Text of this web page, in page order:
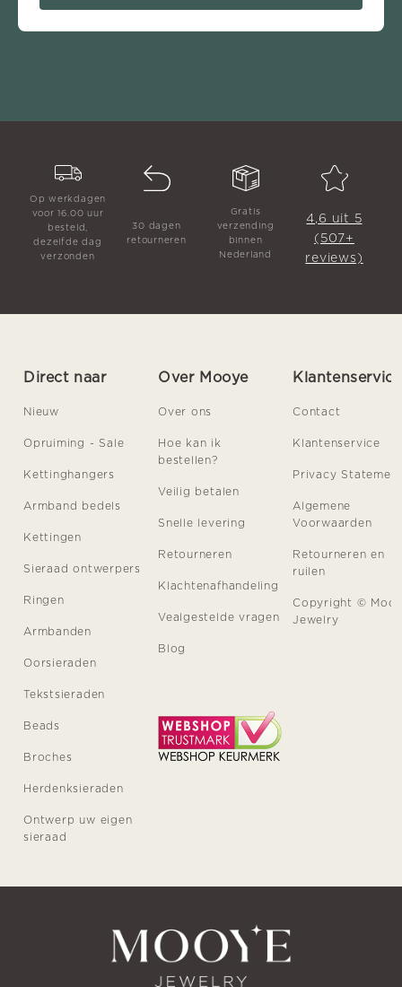
Op werkdagen
voor 16.00 uur
besteld,
dezelfde dag
verzonden
30 dagen
retourneren
Gratis
verzending
binnen
Nederland
4,6 uit 5
(507+
reviews)
Direct naar
Nieuw
Opruiming - Sale
Kettinghangers
Armband bedels
Kettingen
Sieraad ontwerpers
Ringen
Armbanden
Oorsieraden
Tekstsieraden
Beads
Broches
Herdenksieraden
Ontwerp uw eigen
sieraad
Over Mooye
Over ons
Hoe kan ik
bestellen?
Veilig betalen
Snelle levering
Retourneren
Klachtenafhandeling
Vealgestelde vragen
Blog
Klantenservice
Contact
Klantenservice
Privacy
Algemene
Voorwaarden
Retourneren en
ruilen
Copyright ©
Jewelry